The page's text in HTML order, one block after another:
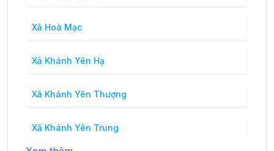
Xã Hoà Mạc
Xã Khánh Yên Hạ
Xã Khánh Yên Thượng
Xã Khánh Yên Trung